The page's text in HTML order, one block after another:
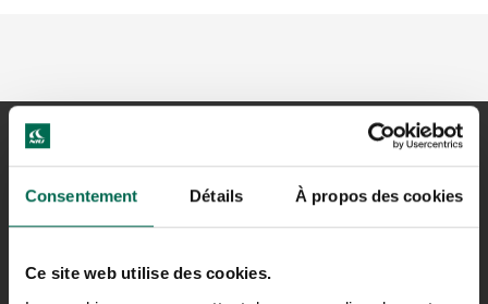
Consentement Détails À propos des cookies
Ce site web utilise des cookies.